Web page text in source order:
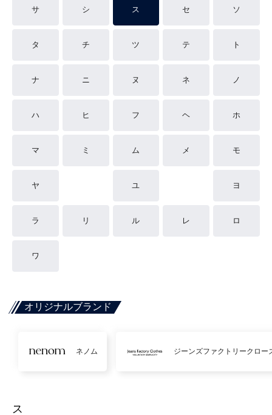
サ シ ス セ ソ
タ チ ツ テ ト
ナ ニ ヌ ネ ノ
ハ ヒ フ ヘ ホ
マ ミ ム メ モ
ヤ ユ ヨ
ラ リ ル レ ロ
ワ
オリジナルブランド
ネノム ジーンズファクトリークロー
ス